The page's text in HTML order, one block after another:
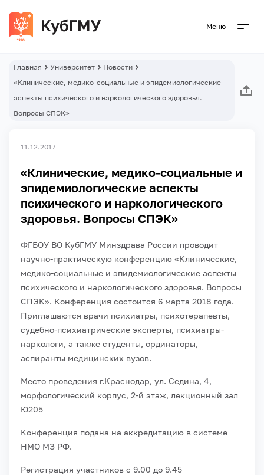
Меню
Главная Университет
Новости
«Клинические, медико-социальные и эпидемиологические
аспекты психического и наркологического здоровья.
Вопросы СПЭК»
11.12.2017
«Клинические, медико-социальные и
эпидемиологические аспекты
психического и наркологического
здоровья. Вопросы СПЭК»
ФГБОУ ВО КубГМУ Минздрава России проводит
научно-практическую конференцию «Клинические,
медико-социальные и эпидемиологические аспекты
психического и наркологического здоровья. Вопросы
СПЭК». Конференция состоится 6 марта 2018 года.
Приглашаются врачи психиатры, психотерапевты,
судебно-психиатрические эксперты, психиатры-
наркологи, а также студенты, ординаторы,
аспиранты медицинских вузов.
Место проведения г.Краснодар, ул. Седина, 4,
морфологический корпус, 2-й этаж, лекционный зал
Ю205
Конференция подана на аккредитацию в системе
НМО МЗ РФ.
Регистрация участников с 9.00 до 9.45